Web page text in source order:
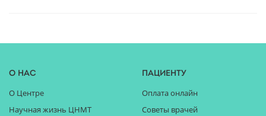
О нас
О Центре
Научная жизнь ЦНМТ
Пациенту
Оплата онлайн
Советы врачей